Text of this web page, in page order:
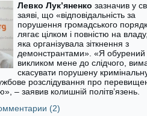
Левко Лук’яненко зазначив у
заяві, що «відповідальність за
порушення громадського
лягає цілком і повністю на
яка організувала зіткнення з
демонстрантами». «Я обурений
викликом мене до слідчого,
скасувати порушену
розслідування про
– заявив колишній політв’язень.
(2)